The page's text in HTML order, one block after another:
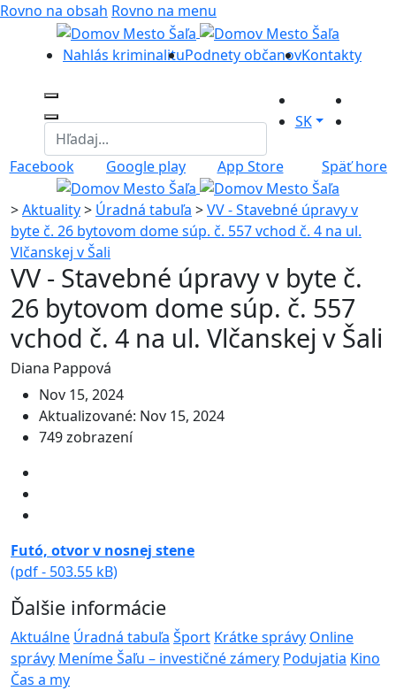
Rovno na obsah Rovno na menu
Nahlás kriminalituPodnety občanovKontakty
SK
Facebook Google play App Store Späť hore
>Aktuality> Úradná tabuľa >VV - Stavebné úpravy v
byte č. 26 bytovom dome súp. č. 557 vchod č. 4 na ul.
Vlčanskej v Šali
VV - Stavebné úpravy v byte č.
26 bytovom dome súp. č. 557
vchod č. 4 na ul. Vlčanskej v Šali
Diana Pappová
Nov 15, 2024
Aktualizované: Nov 15, 2024
749 zobrazení
Futó, otvor v nosnej stene
(pdf - 503.55 kB)
Ďalšie informácie
Aktuálne Úradná tabuľa Šport Krátke správy Online
správy Meníme Šaľu – investičné zámery Podujatia Kino
Čas a my